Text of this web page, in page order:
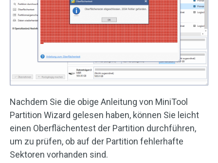
Nachdem Sie die obige Anleitung von MiniTool
Partition Wizard gelesen haben, können Sie leicht
einen Oberflächentest der Partition durchführen,
um zu prüfen, ob auf der Partition fehlerhafte
Sektoren vorhanden sind.